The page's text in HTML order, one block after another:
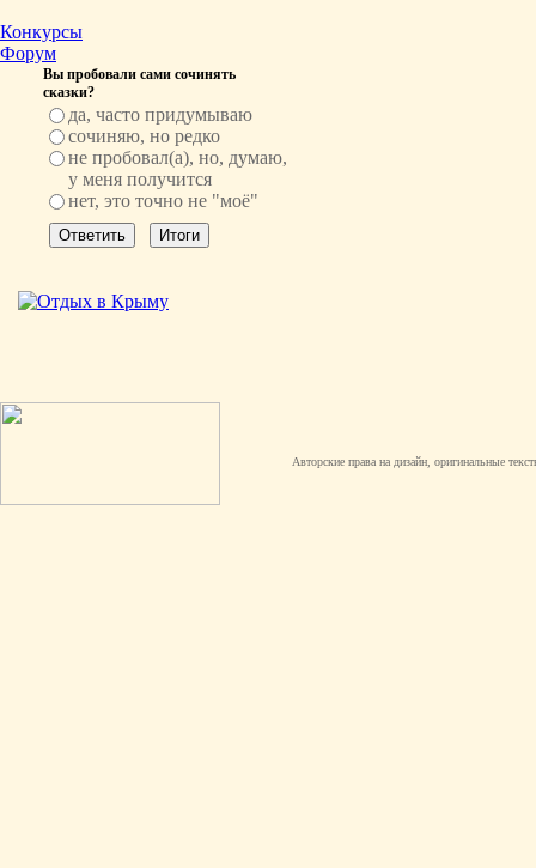
Конкурсы
Форум
Вы пробовали сами сочинять
сказки?
да, часто придумываю
сочиняю, но редко
не пробовал(а), но, думаю,
у меня получится
нет, это точно не "моё"
Авторские права на дизайн, оригинальные